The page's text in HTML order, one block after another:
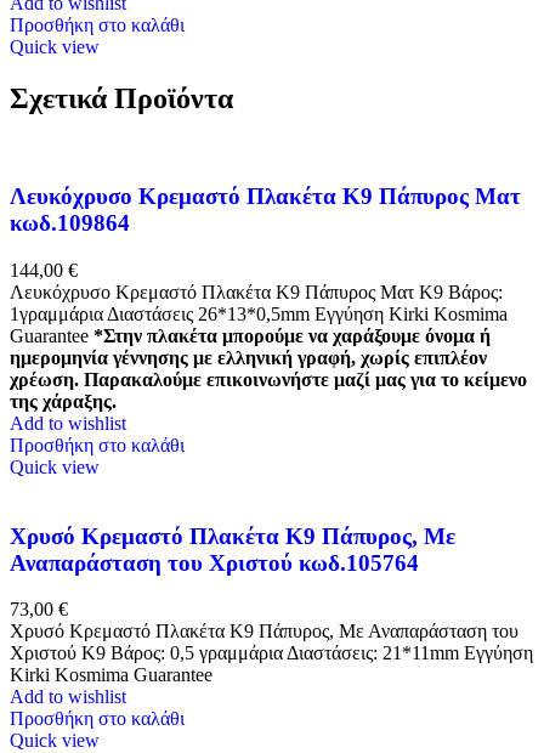
Προσθήκη στο καλάθι
Quick view
Σχετικά Προϊόντα
Λευκόχρυσο Κρεμαστό Πλακέτα K9 Πάπυρος Ματ
κωδ.109864
144,00 €
Λευκόχρυσο Κρεμαστό Πλακέτα K9 Πάπυρος Ματ Κ9 Βάρος:
1γραμμάρια Διαστάσεις 26*13*0,5mm Εγγύηση Kirki Kosmima
Guarantee *Στην πλακέτα μπορούμε να χαράξουμε όνομα ή
ημερομηνία γέννησης με ελληνική γραφή, χωρίς επιπλέον
χρέωση. Παρακαλούμε επικοινωνήστε μαζί μας για το κείμενο
της χάραξης.
Add to wishlist
Προσθήκη στο καλάθι
Quick view
Χρυσό Κρεμαστό Πλακέτα K9 Πάπυρος, Με
Αναπαράσταση του Χριστού κωδ.105764
73,00 €
Χρυσό Κρεμαστό Πλακέτα K9 Πάπυρος, Με Αναπαράσταση του
Χριστού Κ9 Βάρος: 0,5 γραμμάρια Διαστάσεις: 21*11mm Εγγύηση
Kirki Kosmima Guarantee
Add to wishlist
Προσθήκη στο καλάθι
Quick view